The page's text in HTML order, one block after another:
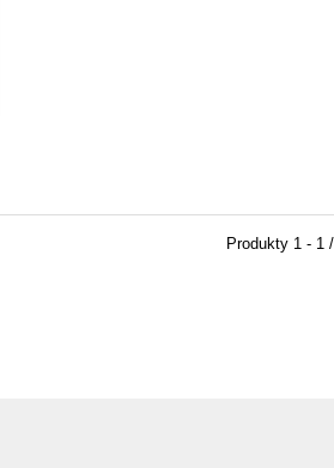
Produkty 1 - 1